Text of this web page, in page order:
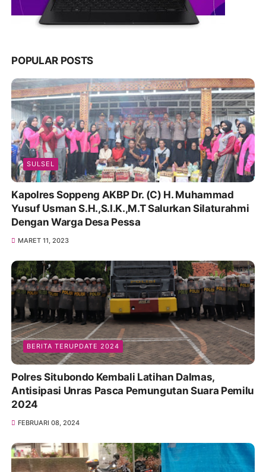
POPULAR POSTS
SULSEL
Kapolres Soppeng AKBP Dr. (C) H. Muhammad
Yusuf Usman S.H.,S.I.K.,M.T Salurkan Silaturahmi
Dengan Warga Desa Pessa
MARET 11, 2023
BERITA TERUPDATE 2024
Polres Situbondo Kembali Latihan Dalmas,
Antisipasi Unras Pasca Pemungutan Suara Pemilu
2024
FEBRUARI 08, 2024